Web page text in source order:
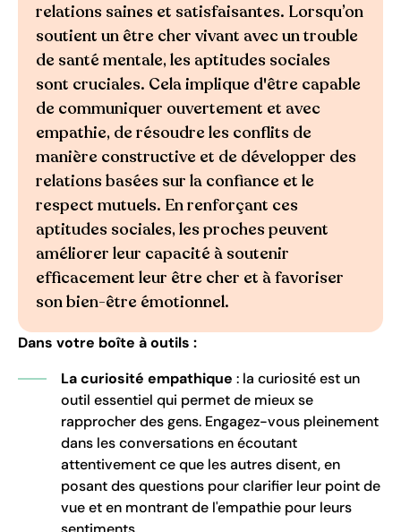
relations saines et satisfaisantes. Lorsqu’on
soutient un être cher vivant avec un trouble
de santé mentale, les aptitudes sociales
sont cruciales. Cela implique d'être capable
de communiquer ouvertement et avec
empathie, de résoudre les conflits de
manière constructive et de développer des
relations basées sur la confiance et le
respect mutuels. En renforçant ces
aptitudes sociales, les proches peuvent
améliorer leur capacité à soutenir
efficacement leur être cher et à favoriser
son bien-être émotionnel.
Dans votre boîte à outils :
La curiosité empathique : la curiosité est un
outil essentiel qui permet de mieux se
rapprocher des gens. Engagez-vous pleinement
dans les conversations en écoutant
attentivement ce que les autres disent, en
posant des questions pour clarifier leur point de
vue et en montrant de l'empathie pour leurs